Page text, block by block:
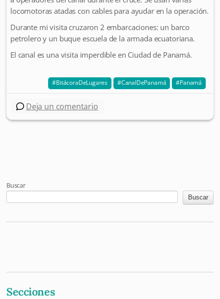
locomotoras atadas con cables para ayudar en la operación.
Durante mi visita cruzaron 2 embarcaciones: un barco
petrolero y un buque escuela de la armada ecuatoriana.
El canal es una visita imperdible en Ciudad de Panamá.
BitácoraDeLugares CanalDePanamá Panamá
Deja un comentario
Buscar
Buscar
Secciones